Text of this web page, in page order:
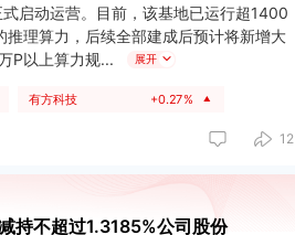
启动运营。目前，该基地已运行超1400
理算力，后续全部建成后预计将新增大
P以上算力规
展开
有方科技 +0.27% ▲
12
持不超过1.3185%公司股份